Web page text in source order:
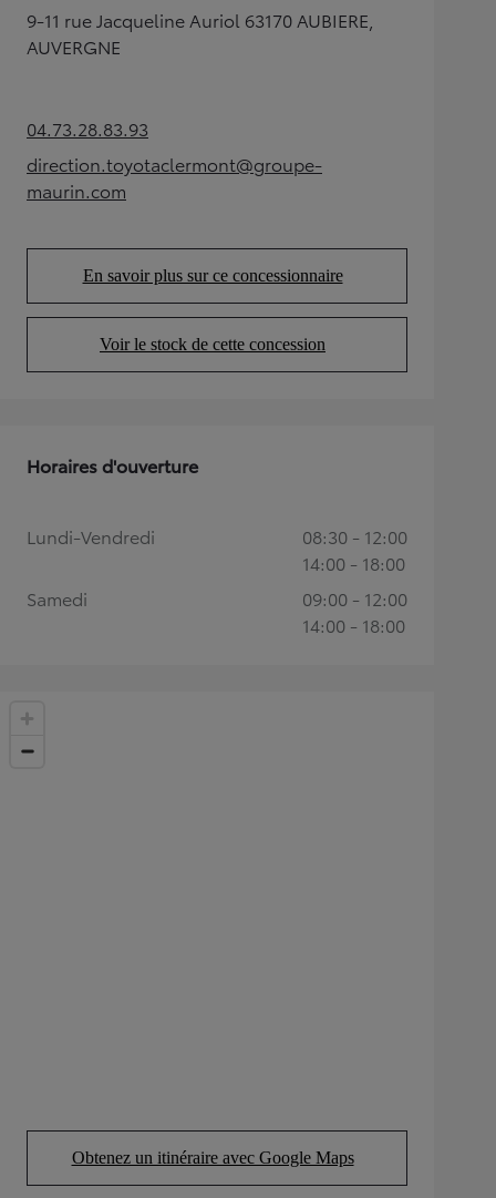
9-11 rue Jacqueline Auriol 63170 AUBIERE,
AUVERGNE
04.73.28.83.93(Opens in new tab)
direction.toyotaclermont@groupe-
maurin.com
En savoir plus sur ce concessionnaire
(Opens in new tab)
Voir le stock de cette concession
(Opens in new tab)
Obtenez un itinéraire avec Google Maps
(Opens in new tab)
Horaires d'ouverture
Lundi-Vendredi
08:30 - 12:00
14:00 - 18:00
Samedi
09:00 - 12:00
14:00 - 18:00